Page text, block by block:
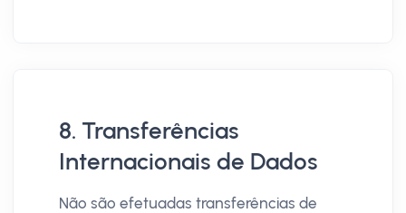
8. Transferências
Internacionais de Dados
Não são efetuadas transferências de